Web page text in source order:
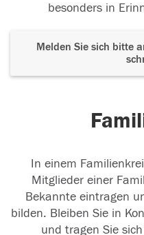
besonders in
Melden Sie sich bitte
In einem
Mitglieder einer
Bekannte eintragen
bilden. Bleiben Sie in
und tragen Sie